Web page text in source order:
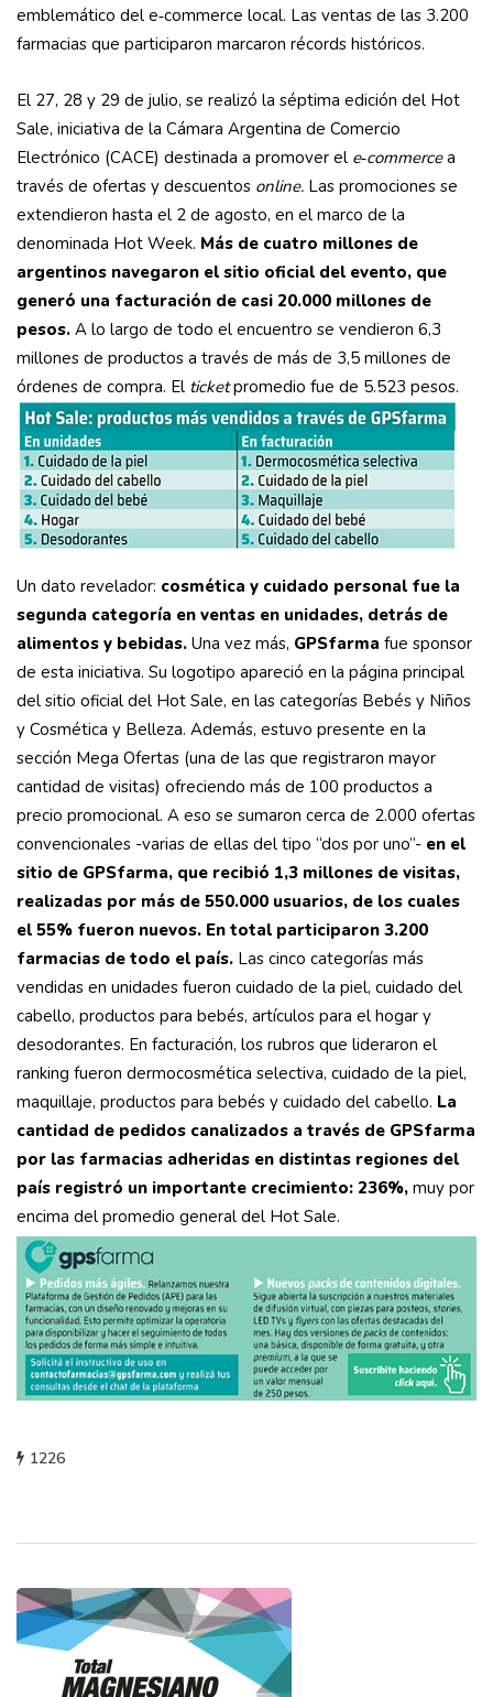
emblemático del e‑commerce local. Las ventas de las 3.200
farmacias que participaron marcaron récords históricos.
El 27, 28 y 29 de julio, se realizó la séptima edición del Hot
Sale, iniciativa de la Cámara Argentina de Comercio
Electrónico (CACE) destinada a promover el e‑commercea
través de ofertas y descuentos online. Las promociones se
extendieron hasta el 2 de agosto, en el marco de la
denominada Hot Week. Más de cuatro millones de
argentinos navegaron el sitio oficial del evento, que
generó una facturación de casi 20.000 millones de
pesos. A lo largo de todo el encuentro se vendieron 6,3
millones de productos a través de más de 3,5 millones de
órdenes de compra. El ticketpromedio fue de 5.523 pesos.
Un dato revelador: cosmética y cuidado personal fue la
segunda categoría en ventas en unidades, detrás de
alimentos y bebidas. Una vez más, GPSfarma fue sponsor
de esta iniciativa. Su logotipo apareció en la página principal
del sitio oficial del Hot Sale, en las categorías Bebés y Niños
y Cosmética y Belleza. Además, estuvo presente en la
sección Mega Ofertas (una de las que registraron mayor
cantidad de visitas) ofreciendo más de 100 productos a
precio promocional. A eso se sumaron cerca de 2.000 ofertas
convencionales -varias de ellas del tipo “dos por uno”- en el
sitio de GPSfarma, que recibió 1,3 millones de visitas,
realizadas por más de 550.000 usuarios, de los cuales
el 55% fueron nuevos. En total participaron 3.200
farmacias de todo el país. Las cinco categorías más
vendidas en unidades fueron cuidado de la piel, cuidado del
cabello, productos para bebés, artículos para el hogar y
desodorantes. En facturación, los rubros que lideraron el
ranking fueron dermocosmética selectiva, cuidado de la piel,
maquillaje, productos para bebés y cuidado del cabello. La
cantidad de pedidos canalizados a través de GPSfarma
por las farmacias adheridas en distintas regiones del
país registró un importante crecimiento: 236%, muy por
encima del promedio general del Hot Sale.
1226